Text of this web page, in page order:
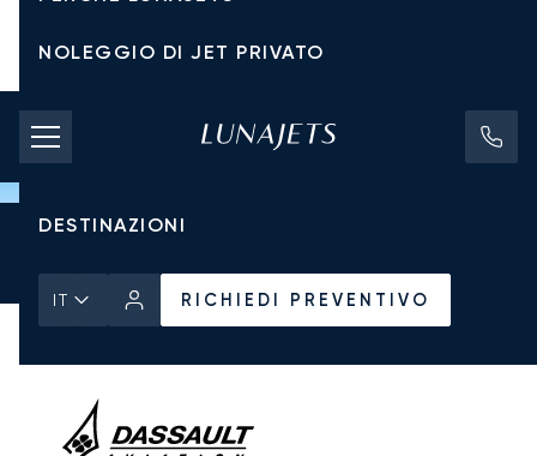
NOLEGGIO DI JET PRIVATO
TARIFFE DI NOLEGGIO
JET PRIVATI
DESTINAZIONI
IT RICHIEDI PREVENTIVO